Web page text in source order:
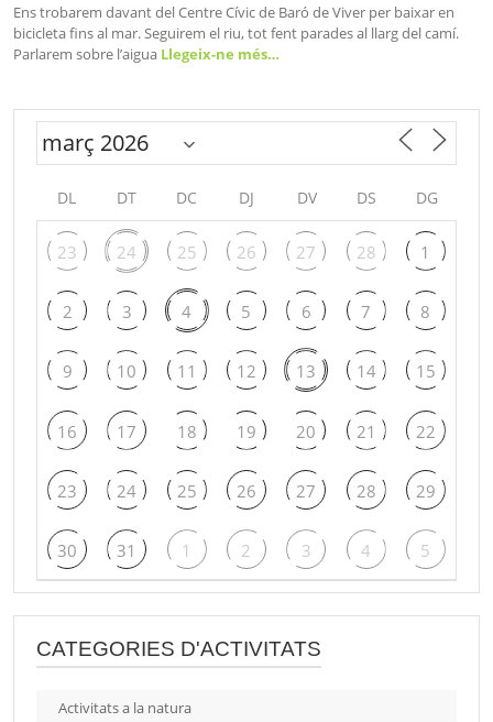
Ens trobarem davant del Centre Cívic de Baró de Viver per baixar en
bicicleta fins al mar. Seguirem el riu, tot fent parades al llarg del camí.
Parlarem sobre l’aigua Llegeix-ne més…
DL DT DC DJ DV DS DG
23 24 25 26 27 28 1
2 3 4 5 6 7 8
9 10 11 12 13 14 15
16 17 18 19 20 21 22
23 24 25 26 27 28 29
30 31 1 2 3 4 5
CATEGORIES D'ACTIVITATS
Activitats a la natura